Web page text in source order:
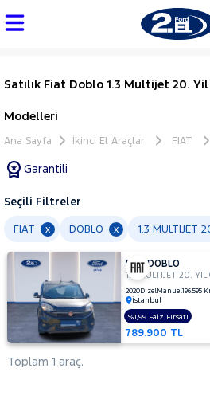
Satılık Fiat Doblo 1.3 Multijet 20.
Modelleri
Ana Sayfa İkinci El Araçlar FIAT
Garantili
Tüm
Araçlar
AUDI
BMC
BMW
Seçili Filtreler
FIAT x DOBLO x 1.3 MULTIJET
FIAT DOBLO
1.3 MULTIJET 20. YIL
2020DizelManuel196.595
İstanbul
789.900 TL
%1,99 Faiz Fırsatı
Toplam 1 araç.